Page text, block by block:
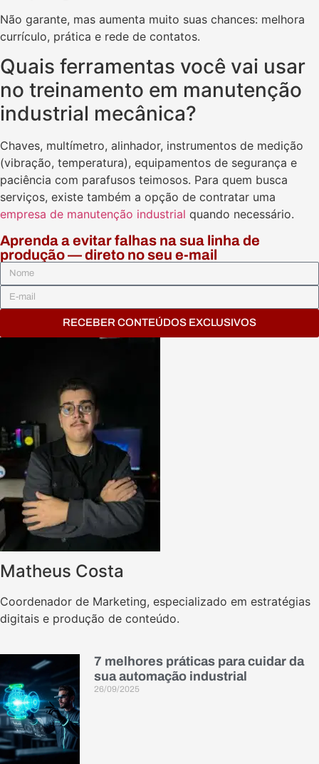
Não garante, mas aumenta muito suas chances: melhora
currículo, prática e rede de contatos.
Quais ferramentas você vai usar
no treinamento em manutenção
industrial mecânica?
Chaves, multímetro, alinhador, instrumentos de medição
(vibração, temperatura), equipamentos de segurança e
paciência com parafusos teimosos. Para quem busca
serviços, existe também a opção de contratar uma
empresa de manutenção industrial quando necessário.
Aprenda a evitar falhas na sua linha de
produção — direto no seu e-mail
RECEBER CONTEÚDOS EXCLUSIVOS
Matheus Costa
Coordenador de Marketing, especializado em estratégias
digitais e produção de conteúdo.
7 melhores práticas para cuidar da
sua automação industrial
26/09/2025